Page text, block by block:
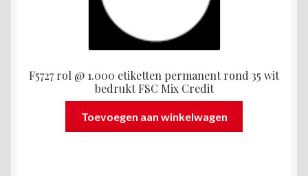
F5727 rol @ 1.000 etiketten permanent rond 35 wit
bedrukt FSC Mix Credit
Toevoegen aan winkelwagen